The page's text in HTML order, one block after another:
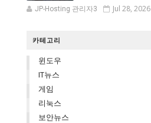
JP-Hosting 관리자3 Jul 28, 2026
카테고리
윈도우
IT뉴스
게임
리눅스
보안뉴스